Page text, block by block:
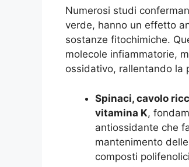
Numerosi studi
verde, hanno un effetto
sostanze fitochimiche.
molecole infiammatorie,
ossidativo, rallentando la
Spinaci, cavolo
vitamina K,
antiossidante che
mantenimento
composti